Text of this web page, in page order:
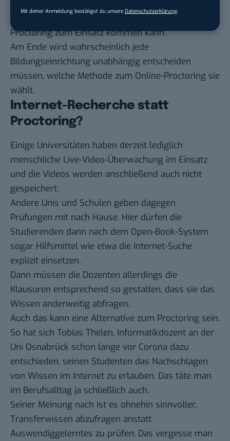
Mit deiner Anmeldung bestätigst du unsere Datenschutzerklärung
Gesetzeslage angepasst werden, damit Online-
Proctoring zum Einsatz kommen kann.
Am Ende wird wahrscheinlich jede
Bildungseinrichtung unabhängig entscheiden
müssen, welche Methode zum Online-Proctoring sie
wählt.
Internet-Recherche statt
Proctoring?
Einige Universitäten haben derzeit lediglich
menschliche Live-Video-Überwachung im Einsatz
und die Videos werden anschließend auch nicht
gespeichert.
Andere Unis und Schulen geben dagegen
Prüfungen mit nach Hause. Hier dürfen die
Studierenden dann nach dem Open-Book-System
sogar Hilfsmittel wie etwa die Internet-Suche
explizit einsetzen.
Dann müssen die Dozenten allerdings die
Klausuren entsprechend so gestalten, dass sie das
Wissen anderweitig abfragen.
Auch das kann eine Alternative zum Proctoring sein.
So hat sich Tobias Thelen, Informatikdozent an der
Uni Osnabrück schon lange vor Corona dazu
entschieden, seinen Studenten das Nachschlagen
von Wissen im Internet zu erlauben. Das täte man
im Berufsalltag ja schließlich auch.
Seiner Meinung nach ist es ohnehin sinnvoller,
Transferwissen abzufragen anstatt
Auswendiggelerntes zu prüfen. Das vergesse man